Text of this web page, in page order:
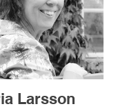
Larsson